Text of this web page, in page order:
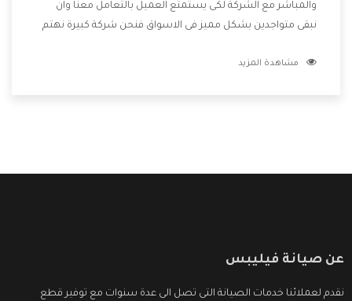
والمباشر مع الشركة لكى يستمتع العميل بالتعامل معنا وان
نبقى متواجدين بشكل مميز فى الاسواق فنحن شركة كبيرة نهتم
الشركة بها والتى تكون منها خدمة الصيانة التى تكون من أهم
مشاهدة المزيد
عن صيانة فيليبس
نقدم لعملائنا خدمات الصيانة التى تصل الى عدة سنوات مع توفير قطع